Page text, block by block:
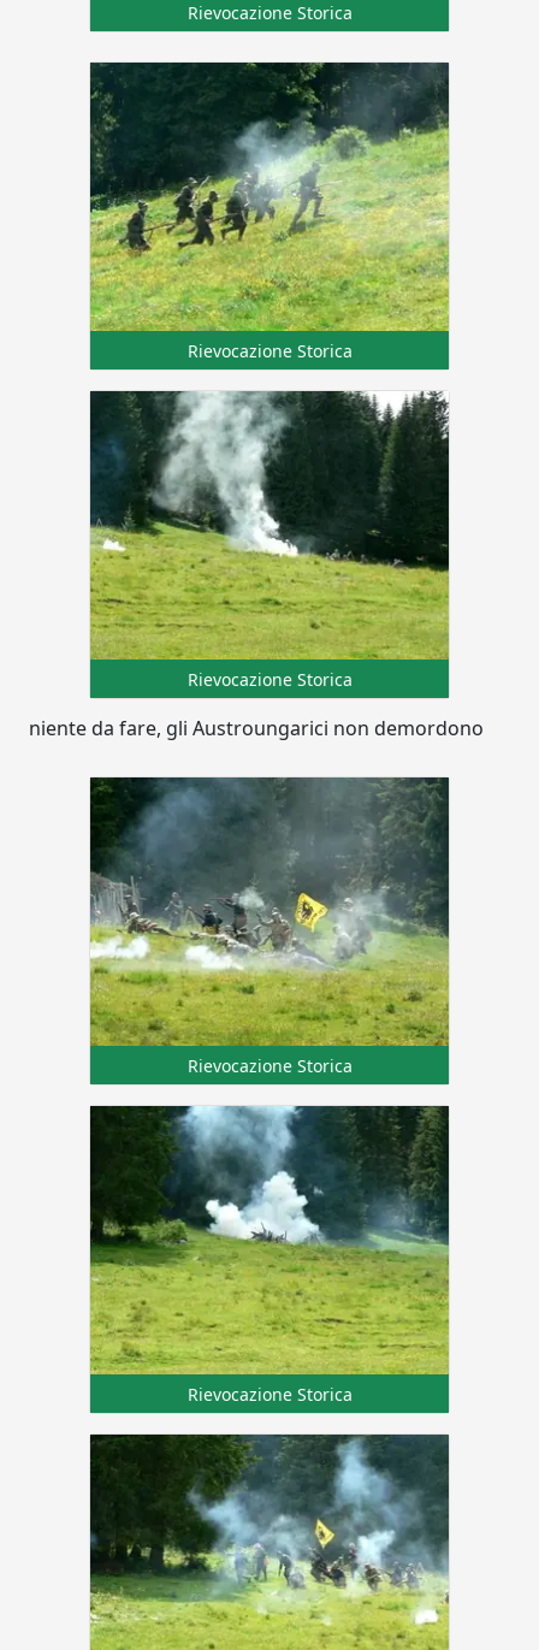
Rievocazione Storica
Rievocazione Storica
Rievocazione Storica
niente da fare, gli Austroungarici non demordono
Rievocazione Storica
Rievocazione Storica